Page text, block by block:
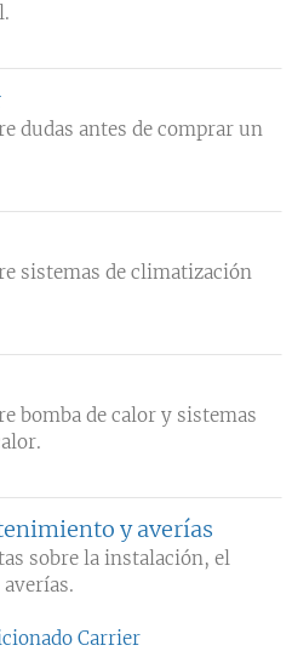
dudas antes de comprar un
sistemas de climatización
bomba de calor y sistemas
y averías
sobre la instalación, el
Carrier